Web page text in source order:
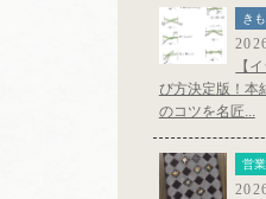
き
【
び方決定版！本
のコツを名匠...
営